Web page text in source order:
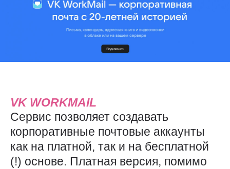
VK WORKMAIL
Сервис позволяет создавать
корпоративные почтовые аккаунты
как на платной, так и на бесплатной
(!) основе. Платная версия, помимо